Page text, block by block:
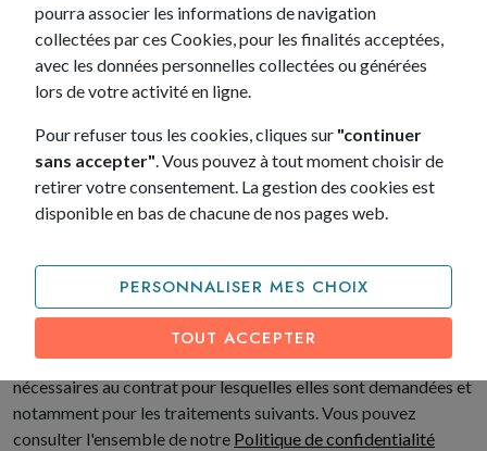
pourra associer les informations de navigation
collectées par ces Cookies, pour les finalités acceptées,
avec les données personnelles collectées ou générées
lors de votre activité en ligne.
Pour refuser tous les cookies, cliques sur "continuer
sans accepter" . Vous pouvez à tout moment choisir de
retirer votre consentement. La gestion des cookies est
disponible en bas de chacune de nos pages web.
PERSONNALISER MES CHOIX
TOUT ACCEPTER
accessible dans le menu “Options”, “Outils” ou “Préférences”
de votre navigateur.
données personnelles
Le Responsable de Traitement est ROULENLOC, représenté
par son Directeur général Philippe Botton.
Données qui est joignable à l’adressergpd@roulenloc.fr
ROULENLOC peux traiter vos données à caractère personnel
afin de gérer votre dossier et notre relation. Conformément au
principe de minimisation, nous ne collectons que les données
nécessaires au contrat pour lesquelles elles sont demandées et
notamment pour les traitements suivants. Vous pouvez
consulter l'ensemble de notre Politique de confidentialité